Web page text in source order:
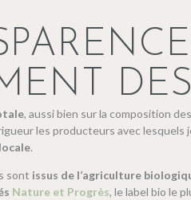
, aussi bien sur la composition
les producteurs avec
locale.
sont issus de l’agriculture
Nature et Progrès, le label bio le